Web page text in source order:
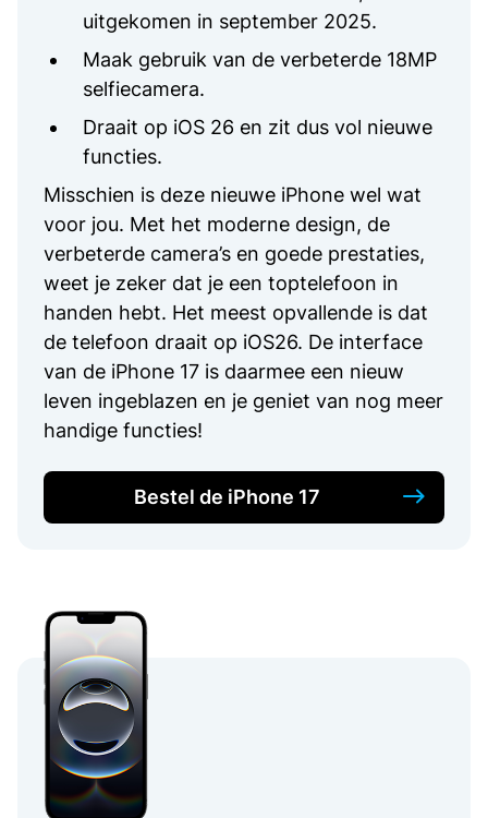
uitgekomen in september 2025.
Maak gebruik van de verbeterde 18MP
selfiecamera.
Draait op iOS 26 en zit dus vol nieuwe
functies.
Misschien is deze nieuwe iPhone wel wat
voor jou. Met het moderne design, de
verbeterde camera’s en goede prestaties,
weet je zeker dat je een toptelefoon in
handen hebt. Het meest opvallende is dat
de telefoon draait op iOS26. De interface
van de iPhone 17 is daarmee een nieuw
leven ingeblazen en je geniet van nog meer
handige functies!
Bestel de iPhone 17